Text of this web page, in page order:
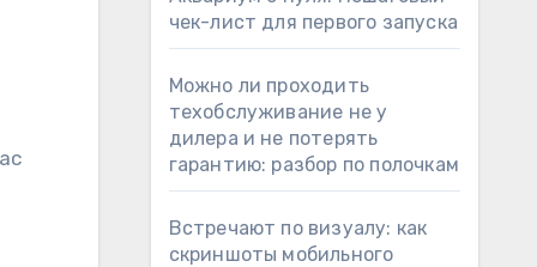
чек-лист для первого запуска
Можно ли проходить
техобслуживание не у
дилера и не потерять
гарантию: разбор по полочкам
Встречают по визуалу: как
скриншоты мобильного